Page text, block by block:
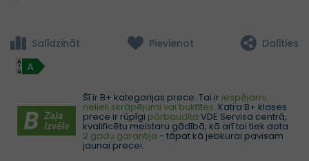
Salīdzināt Pievienot Dalīties
A
Šī ir B+ kategorijas prece. Tai ir iespējami
nelieli skrāpējumi vai buktītes. Katra B+ klases
prece ir rūpīgi pārbaudīta VDE Servisa centrā,
kvalificētu meistaru gādībā, kā arī tai tiek dota
2 gadu garantija - tāpat kā jebkurai pavisam
jaunai precei.